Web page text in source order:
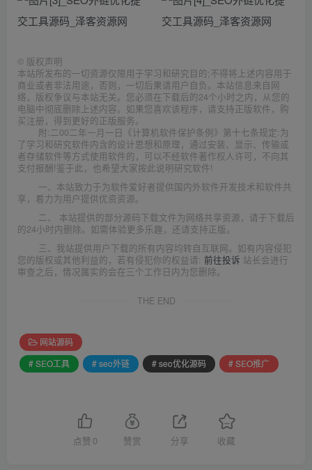
© 版权声明
本站所发布的一切资源仅限用于学习和研究目的;不得将上述内容用于
商业或者非法用途，否则，一切后果请用户自负。本站信息来自网
络，版权争议与本站无关。您必须在下载后的24个小时之内，从您的
电脑中彻底删除上述内容。如果您喜欢该程序，请支持正版软件，购
买注册，得到更好的正版服务。
附:二00二年一月一日《计算机软件保护条例》第十七条规定:为
了学习和研究软件内含的设计思想和原理，通过安装、显示、传输或
者存储软件等方式使用软件的，可以不经软件著作权人许可，不向其
支付报酬!鉴于此，也希望大家按此说明研究软件!
一、本站致力于为软件爱好者提供国内外软件开发技术和软件共
享，着力为用户提供优资资源。
二、 本站提供的部分源码下载文件为网络共享资源，请于下载后
的24小时内删除。如需体验更多乐趣，还请支持正版。
三、我站提供用户下载的所有内容均转自互联网。如有内容侵犯
您的版权或其他利益的，若有侵犯你的权益请: 前往投诉 站长会进行
审查之后，情况属实的会在三个工作日内为您删除。
THE END
网站源码
# SEO工具
# seo外链 # seo优化源码 # SEO推广
点赞 0 赞赏 分享 收藏